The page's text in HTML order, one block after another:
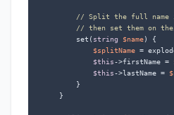
// Split the full name
// then set them on
        set(
string $name) {
$splitName =
$this->firstName =
$this->lastName =
        }
    }